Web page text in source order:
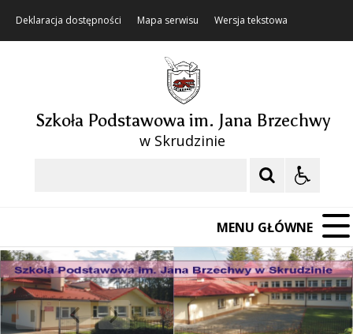
Deklaracja dostępności Mapa serwisu Wersja tekstowa
Szkoła Podstawowa im. Jana Brzechwy
w Skrudzinie
MENU GŁÓWNE
Poprzedni Element
Następny Element
❚❚